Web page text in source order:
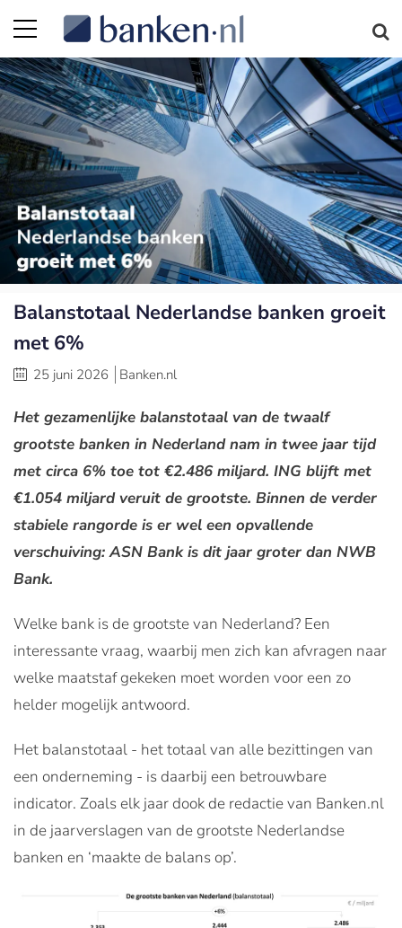
Balanstotaal Nederlandse banken groeit
met 6%
25 juni 2026 Banken.nl
Het gezamenlijke balanstotaal van de twaalf
grootste banken in Nederland nam in twee jaar tijd
met circa 6% toe tot €2.486 miljard. ING blijft met
€1.054 miljard veruit de grootste. Binnen de verder
stabiele rangorde is er wel een opvallende
verschuiving: ASN Bank is dit jaar groter dan NWB
Bank.
Welke bank is de grootste van Nederland? Een
interessante vraag, waarbij men zich kan afvragen naar
welke maatstaf gekeken moet worden voor een zo
helder mogelijk antwoord.
Het balanstotaal - het totaal van alle bezittingen van
een onderneming - is daarbij een betrouwbare
indicator. Zoals elk jaar dook de redactie van Banken.nl
in de jaarverslagen van de grootste Nederlandse
banken en ‘maakte de balans op’.